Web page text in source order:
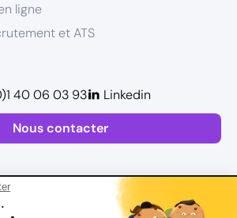
ligne
et ATS
Nous contacter
40 06 03 93 Linkedin